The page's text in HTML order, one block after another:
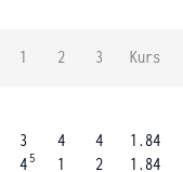
1 2 3 Kurs
3
4 5
4
1
4
2
1.84
1.84